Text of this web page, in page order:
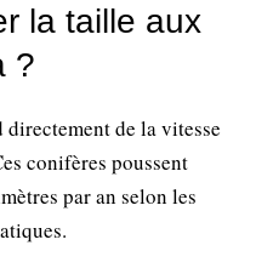
la taille aux
?
directement de la vitesse
conifères poussent
par an selon les